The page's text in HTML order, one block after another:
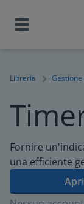
Libreria Gestione
Fornire
una efficiente
Apri